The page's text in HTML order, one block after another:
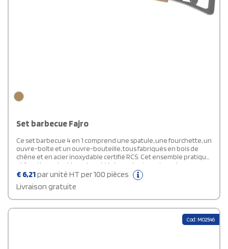
Set barbecue Fajro
Ce set barbecue 4 en 1 comprend une spatule, une fourchette, un
ouvre-boîte et un ouvre-bouteille, tous fabriqués en bois de
chêne et en acier inoxydable certifié RCS. Cet ensemble pratique
et fonctionnel est le cadeau idéal pour tout amateur de
barbecue !
€ 6,21par unité HT per 100 pièces
Livraison gratuite
Cod: MO2546